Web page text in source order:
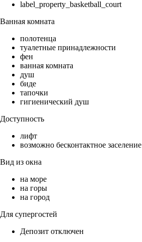
label_property_basketball_court
Ванная комната
полотенца
туалетные принадлежности
фен
ванная комната
душ
биде
тапочки
гигиенический душ
Доступность
лифт
возможно бесконтактное заселение
Вид из окна
на море
на горы
на город
Для супергостей
Депозит отключен